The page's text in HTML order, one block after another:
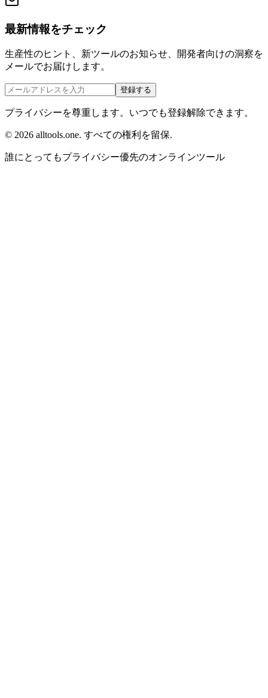
最新情報をチェック
生産性のヒント、新ツールのお知らせ、開発者向けの洞察を
メールでお届けします。
登録する
プライバシーを尊重します。いつでも登録解除できます。
© 2026 alltools.one. すべての権利を留保.
誰にとってもプライバシー優先のオンラインツール